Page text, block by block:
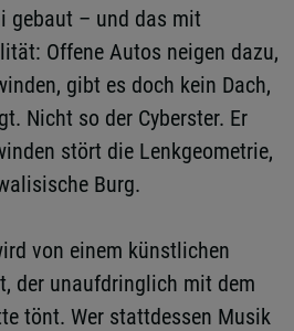
gebaut – und das mit
Offene Autos neigen dazu,
gibt es doch kein Dach,
Nicht so der Cyberster. Er
stört die Lenkgeometrie,
Burg.
von einem künstlichen
der unaufdringlich mit dem
tönt. Wer stattdessen Musik